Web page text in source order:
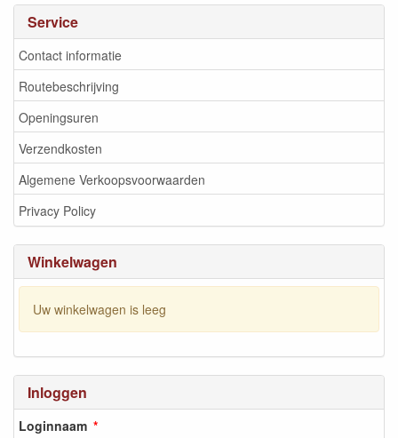
Service
Contact informatie
Routebeschrijving
Openingsuren
Verzendkosten
Algemene Verkoopsvoorwaarden
Privacy Policy
Winkelwagen
Uw winkelwagen is leeg
Inloggen
Loginnaam